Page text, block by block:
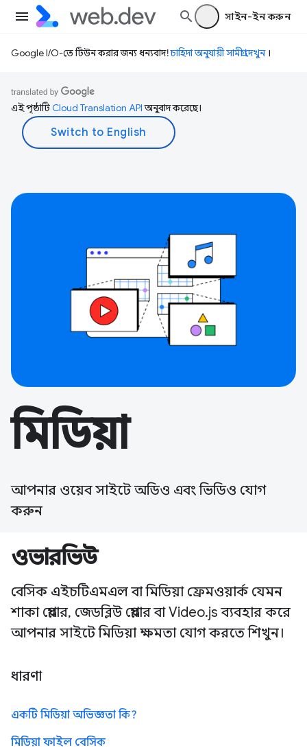
সাইন-ইন করুন
Google I/O-তে টিউন করার জন্য ধন্যবাদ!চাহিদা অনুযায়ী সামগ্রী দেখুন।
এই পৃষ্ঠাটিCloud Translation APIঅনুবাদ করেছে।
মিডিয়া
আপনার ওয়েব সাইটে অডিও এবং ভিডিও যোগ
করুন
ওভারভিউ
বেসিক এইচটিএমএল বা মিডিয়া ফ্রেমওয়ার্ক যেমন
শাকা প্লেয়ার, জেডব্লিউ প্লেয়ার বা Video.js ব্যবহার করে
আপনার সাইটে মিডিয়া ক্ষমতা যোগ করতে শিখুন।
ধারণা
একটি মিডিয়া অভিজ্ঞতা কি?
মিডিয়া ফাইল বেসিক